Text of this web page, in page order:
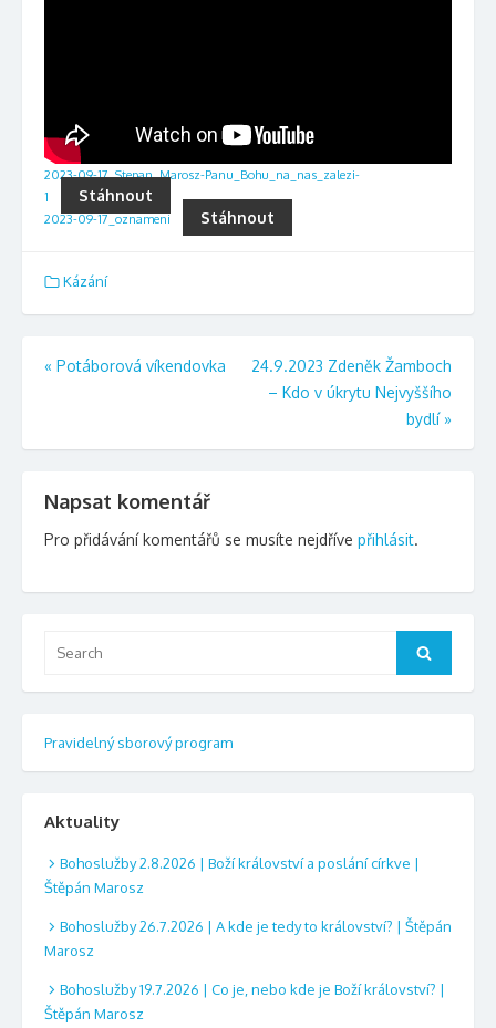
2023-09-17_Stepan_Marosz-Panu_Bohu_na_nas_zalezi-
1
Stáhnout
2023-09-17_oznameni Stáhnout
Kázání
Navigace
« Potáborová víkendovka
24.9.2023 Zdeněk Žamboch
– Kdo v úkrytu Nejvyššího
bydlí»
Napsat komentář
Pro přidávání komentářů se musíte nejdříve přihlásit.
Search
Pravidelný sborový program
Aktuality
Bohoslužby 2.8.2026 | Boží království a poslání církve |
Štěpán Marosz
Bohoslužby 26.7.2026 | A kde je tedy to království? | Štěpán
Marosz
Bohoslužby 19.7.2026 | Co je, nebo kde je Boží království? |
Štěpán Marosz